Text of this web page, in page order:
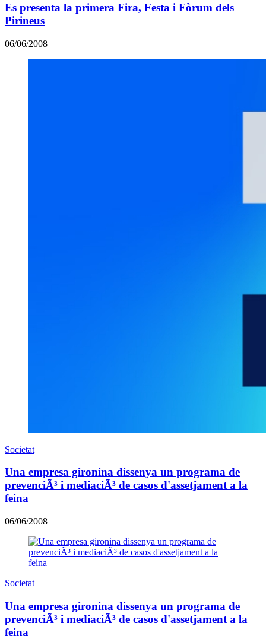
Es presenta la primera Fira, Festa i Fòrum dels
Pirineus
06/06/2008
Societat
Una empresa gironina dissenya un programa de
prevenciÃ³ i mediaciÃ³ de casos d'assetjament a la
feina
06/06/2008
Societat
Una empresa gironina dissenya un programa de
prevenciÃ³ i mediaciÃ³ de casos d'assetjament a la
feina